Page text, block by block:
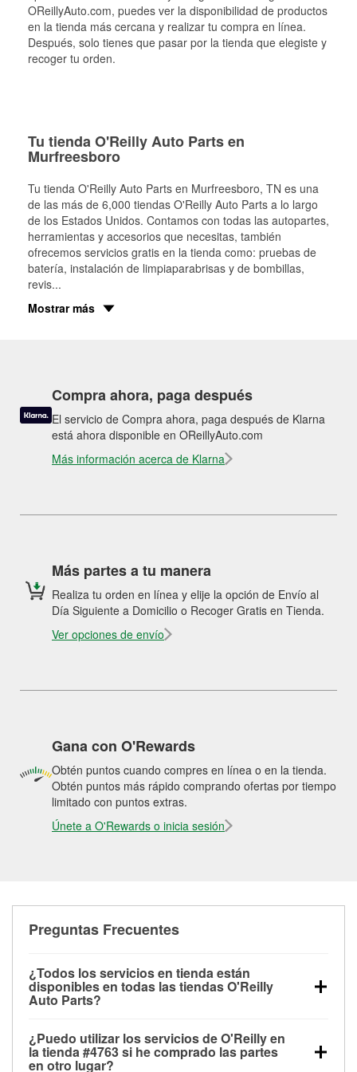
OReillyAuto.com, puedes ver la disponibilidad de productos
en la tienda más cercana y realizar tu compra en línea.
Después, solo tienes que pasar por la tienda que elegiste y
recoger tu orden.
Tu tienda O'Reilly Auto Parts en
Murfreesboro
Tu tienda O'Reilly Auto Parts en Murfreesboro, TN es una
de las más de 6,000 tiendas O'Reilly Auto Parts a lo largo
de los Estados Unidos. Contamos con todas las autopartes,
herramientas y accesorios que necesitas, también
ofrecemos servicios gratis en la tienda como: pruebas de
batería, instalación de limpiaparabrisas y de bombillas,
revis...
Mostrar más
Compra ahora, paga después
El servicio de Compra ahora, paga después de Klarna
está ahora disponible en OReillyAuto.com
Más información acerca de Klarna
Más partes a tu manera
Realiza tu orden en línea y elije la opción de Envío al
Día Siguiente a Domicilio o Recoger Gratis en Tienda.
Ver opciones de envío
Gana con O'Rewards
Obtén puntos cuando compres en línea o en la tienda.
Obtén puntos más rápido comprando ofertas por tiempo
limitado con puntos extras.
Únete a O'Rewards o inicia sesión
Preguntas Frecuentes
¿Todos los servicios en tienda están
disponibles en todas las tiendas O'Reilly
Auto Parts?
las pruebas de batería, pruebas de alternador y
motor de arranque, revisión de la luz “Check Engine”
¿Puedo utilizar los servicios de O'Reilly en
la tienda #4763 si he comprado las partes
en otro lugar?